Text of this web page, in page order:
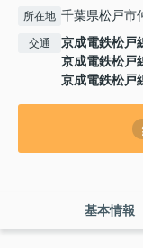
所在地 千葉県松戸市
交通 京成電鉄松戸
京成電鉄松戸
京成電鉄松戸
基本情報